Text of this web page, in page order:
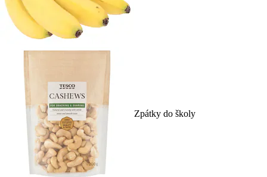
Zpátky do školy